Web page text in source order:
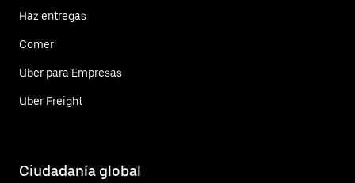
Haz entregas
Comer
Uber para Empresas
Uber Freight
Ciudadanía global